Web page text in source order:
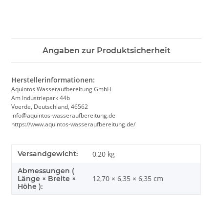
Angaben zur Produktsicherheit
Herstellerinformationen:
Aquintos Wasseraufbereitung GmbH
Am Industriepark 44b
Voerde, Deutschland, 46562
info@aquintos-wasseraufbereitung.de
https://www.aquintos-wasseraufbereitung.de/
Versandgewicht: 0,20 kg
Abmessungen (
Länge × Breite ×
Höhe ):
12,70 × 6,35 × 6,35 cm